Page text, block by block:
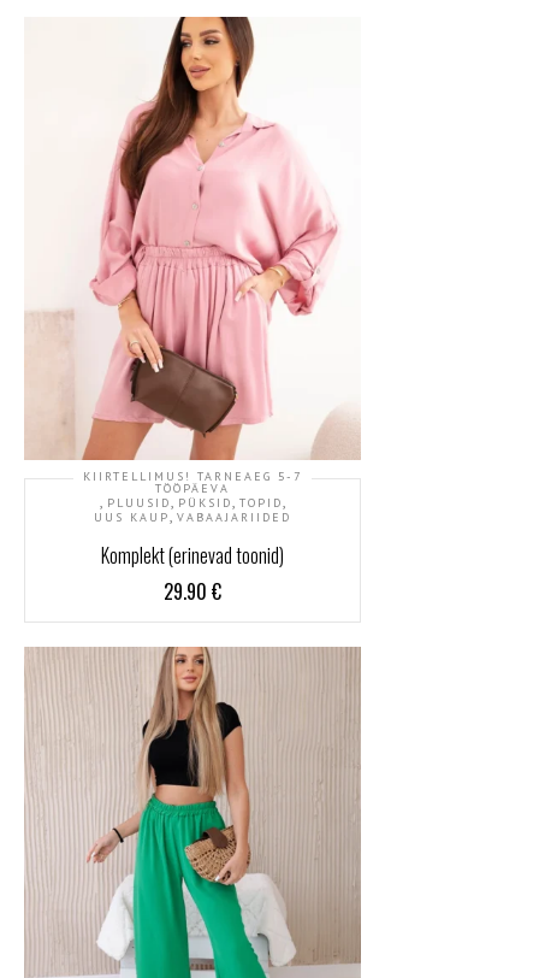
KIIRTELLIMUS! TARNEAEG 5-7
TÖÖPÄEVA
, PLUUSID, PÜKSID, TOPID,
UUS KAUP, VABAAJARIIDED
Komplekt (erinevad toonid)
29.90 €